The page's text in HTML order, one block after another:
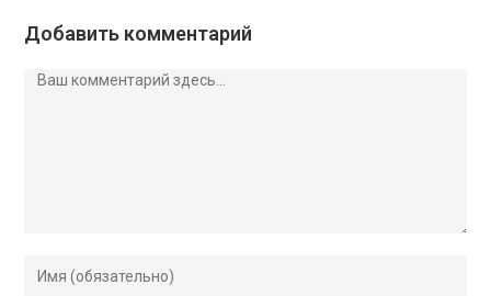
Добавить комментарий